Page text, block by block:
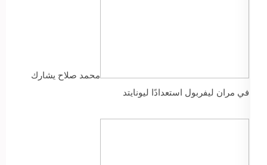
محمد صلاح يشارك
في مران ليفربول استعدادًا ليونايتد